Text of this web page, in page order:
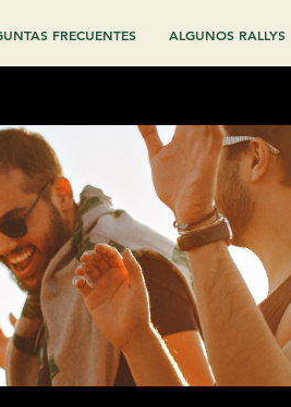
FRECUENTES ALGUNOS RALLYS